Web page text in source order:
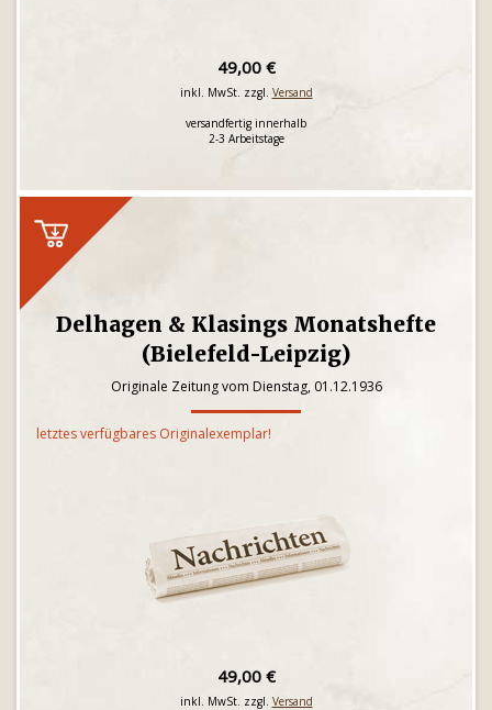
49,00 €
inkl. MwSt. zzgl. Versand
versandfertig innerhalb
2-3 Arbeitstage
Delhagen & Klasings Monatshefte
(Bielefeld-Leipzig)
Originale Zeitung vom Dienstag, 01.12.1936
letztes verfügbares Originalexemplar!
49,00 €
inkl. MwSt. zzgl. Versand